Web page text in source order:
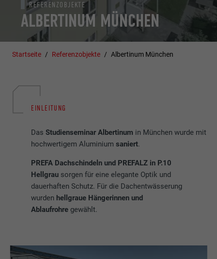
ALBERTINUM MÜNCHEN
REFERENZOBJEKTE
Startseite Referenzobjekte Albertinum München
EINLEITUNG
DasStudienseminar Albertinum in München wurde mit
hochwertigem Aluminiumsaniert.
PREFA Dachschindeln und PREFALZ in P.10
Hellgrau sorgen für eine elegante Optik und
dauerhaften Schutz. Für die Dachentwässerung
wurden hellgraue Hängerinnen und
Ablaufrohre gewählt.